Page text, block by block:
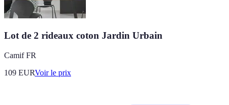
Lot de 2 rideaux coton Jardin Urbain
Camif FR
109 EURVoir le prix